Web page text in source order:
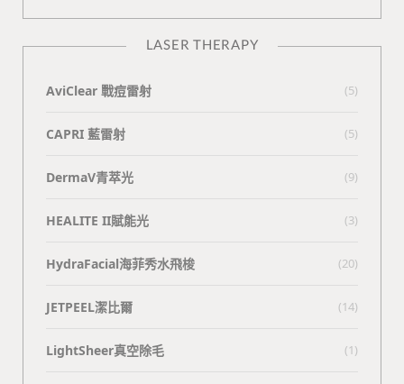
LASER THERAPY
AviClear 戰痘雷射 (5)
CAPRI 藍雷射 (5)
DermaV青萃光 (9)
HEALITE II賦能光 (3)
HydraFacial海菲秀水飛梭 (20)
JETPEEL潔比爾 (14)
LightSheer真空除毛 (1)